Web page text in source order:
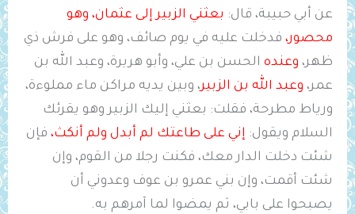
عن أبي حبيبة، قال: ‌ بعثني ‌الزبير ‌إلى ‌عثمان، وهو
محصور، فدخلت عليه في يوم صائف، وهو على فرش ذي
ظهر، وعنده الحسن بن علي، وأبو هريرة، وعبد الله بن
عمر، وعبد الله بن الزبير، وبين يديه مراكن ماء مملوءة،
ورياط مطرحة، فقلت: بعثني إليك الزبير وهو يقرئك
السلام ويقول: إني على طاعتك لم أبدل ولم أنكث، فإن
شئت دخلت الدار معك، فكنت رجلا من القوم، وإن
شئت أقمت، وإن بني عمرو بن عوف وعدوني أن
يصبحوا على بابي، ثم يمضوا لما آمرهم به.